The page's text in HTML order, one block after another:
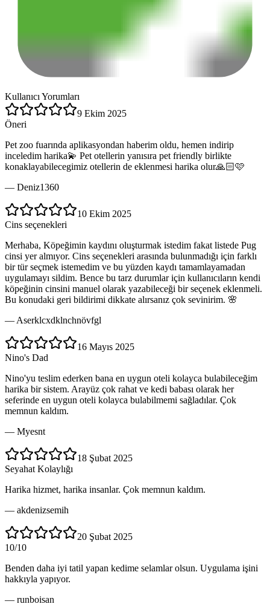
Kullanıcı Yorumları
9 Ekim 2025
Öneri
Pet zoo fuarında aplikasyondan haberim oldu, hemen indirip
inceledim harika💫 Pet otellerin yanısıra pet friendly birlikte
konaklayabilecegimiz otellerin de eklenmesi harika olur🙏🏻🩷
— Deniz1360
10 Ekim 2025
Cins seçenekleri
Merhaba, Köpeğimin kaydını oluşturmak istedim fakat listede Pug
cinsi yer almıyor. Cins seçenekleri arasında bulunmadığı için farklı
bir tür seçmek istemedim ve bu yüzden kaydı tamamlayamadan
uygulamayı sildim. Bence bu tarz durumlar için kullanıcıların kendi
köpeğinin cinsini manuel olarak yazabileceği bir seçenek eklenmeli.
Bu konudaki geri bildirimi dikkate alırsanız çok sevinirim. 🌸
— Aserklcxdklnchnövfgl
16 Mayıs 2025
Nino's Dad
Nino'yu teslim ederken bana en uygun oteli kolayca bulabileceğim
harika bir sistem. Arayüz çok rahat ve kedi babası olarak her
seferinde en uygun oteli kolayca bulabilmemi sağladılar. Çok
memnun kaldım.
— Myesnt
18 Şubat 2025
Seyahat Kolaylığı
Harika hizmet, harika insanlar. Çok memnun kaldım.
— akdenizsemih
20 Şubat 2025
10/10
Benden daha iyi tatil yapan kedime selamlar olsun. Uygulama işini
hakkıyla yapıyor.
— runboisan